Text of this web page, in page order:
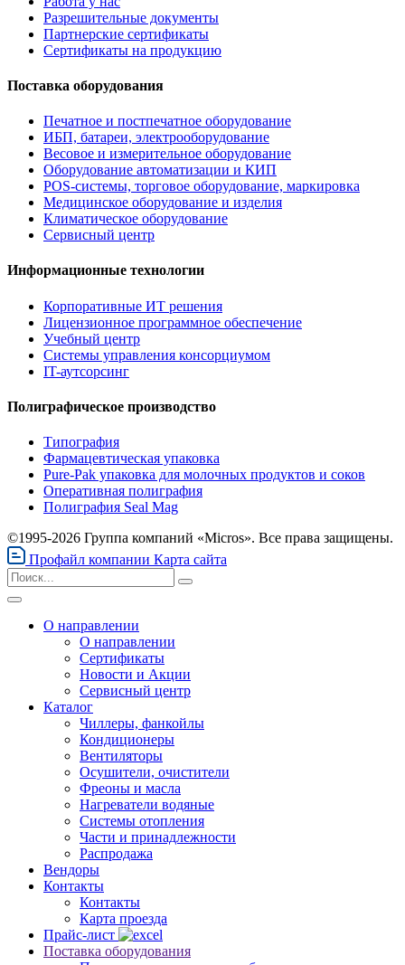
Разрешительные документы
Партнерские сертификаты
Сертификаты на продукцию
Поставка оборудования
Печатное и постпечатное оборудование
ИБП, батареи, электрооборудование
Весовое и измерительное оборудование
Оборудование автоматизации и КИП
POS-системы, торговое оборудование, маркировка
Медицинское оборудование и изделия
Климатическое оборудование
Сервисный центр
Информационные технологии
Корпоративные ИТ решения
Лицензионное программное обеспечение
Учебный центр
Системы управления консорциумом
IT-аутсорсинг
Полиграфическое производство
Типография
Фармацевтическая упаковка
Pure-Pak упаковка для молочных продуктов и соков
Оперативная полиграфия
Полиграфия Seal Mag
©1995-2026 Группа компаний «Micros». Все права защищены.
Профайл компании Карта сайта
О направлении
О направлении
Сертификаты
Новости и Акции
Сервисный центр
Каталог
Чиллеры, фанкойлы
Кондиционеры
Вентиляторы
Осушители, очистители
Фреоны и масла
Нагреватели водяные
Системы отопления
Части и принадлежности
Раcпродажа
Вендоры
Контакты
Контакты
Карта проезда
Прайс-лист
Поставка оборудования